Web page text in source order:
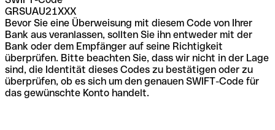
GRSUAU21XXX
Bevor Sie eine Überweisung mit diesem Code von Ihrer
Bank aus veranlassen, sollten Sie ihn entweder mit der
Bank oder dem Empfänger auf seine Richtigkeit
überprüfen. Bitte beachten Sie, dass wir nicht in der Lage
sind, die Identität dieses Codes zu bestätigen oder zu
überprüfen, ob es sich um den genauen SWIFT-Code für
das gewünschte Konto handelt.